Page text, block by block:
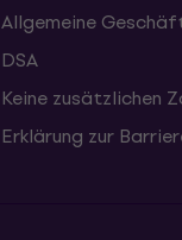
Allgemeine
DSA
Keine zusätzlichen
Erklärung zur